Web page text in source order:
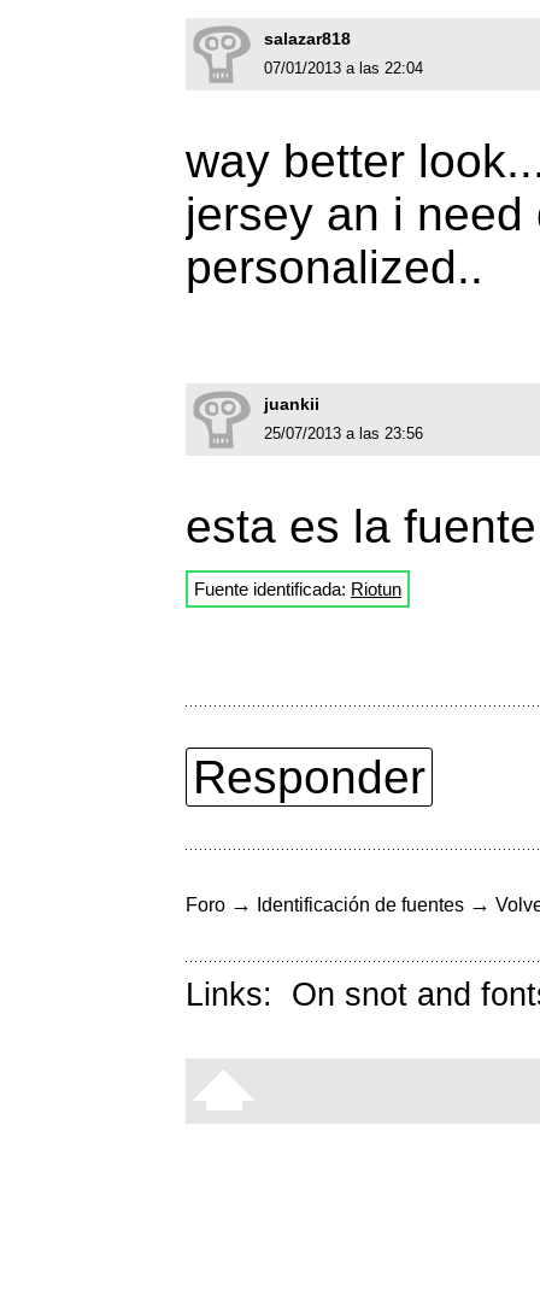
salazar818
07/01/2013 a las 22:04
way better
jersey an i
personalized..
juankii
25/07/2013 a las 23:56
esta es la
Fuente identificada: Riotun
Responder
Foro → Identificación de fuentes →
Links: On snot and